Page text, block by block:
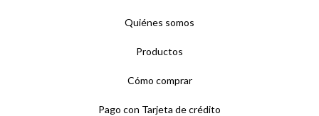
Quiénes somos
Productos
Cómo comprar
Pago con Tarjeta de crédito